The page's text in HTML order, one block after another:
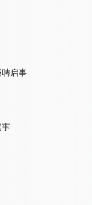
聘启事
事